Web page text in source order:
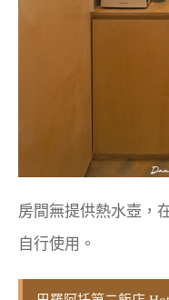
房間無提供熱水壺，
自行使用。